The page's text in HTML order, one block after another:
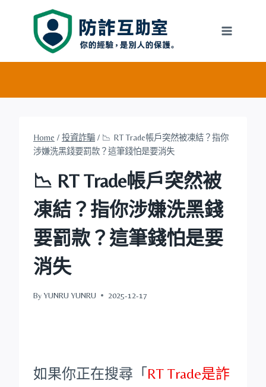
Home / 投資詐騙 / 📉 RT Trade帳戶突然被凍結？指你
涉嫌洗黑錢要罰款？這筆錢怕是要消失
📉 RT Trade帳戶突然被
凍結？指你涉嫌洗黑錢
要罰款？這筆錢怕是要
消失
By YUNRU YUNRU 2025-12-17
如果你正在搜尋「 RT Trade是詐